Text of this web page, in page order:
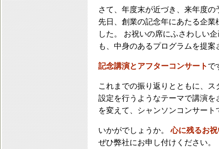
さて、年度末が近づき、来年度
先日、創業の記念年にあたる企
した。 お祝いの席にふさわしい
も、中身のあるプログラムを提
記念講演とアフターコンサート で
これまでの振り返りとともに、
設定を行うようなテーマで講演
を変えて、シャンソンコンサー
いかがでしょうか。心に残るお
ぜひ弊社にお申し付けください。